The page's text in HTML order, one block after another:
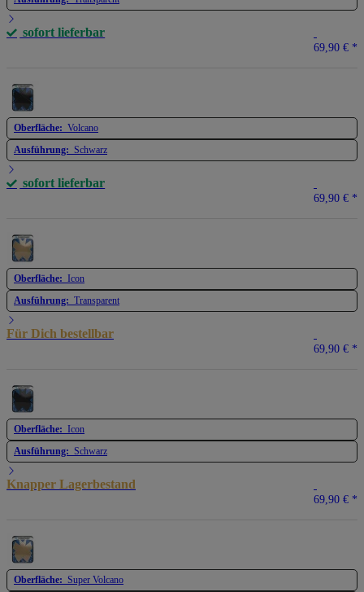
sofort lieferbar
69,90 € *
Oberfläche: Volcano
Ausführung: Schwarz
sofort lieferbar
69,90 € *
Oberfläche: Icon
Ausführung: Transparent
Für Dich bestellbar
69,90 € *
Oberfläche: Icon
Ausführung: Schwarz
Knapper Lagerbestand
69,90 € *
Oberfläche: Super Volcano